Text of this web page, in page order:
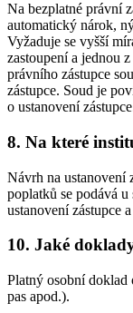
Na bezplatné právní
automatický nárok,
Vyžaduje se vyšší
zastoupení a jednou
právního zástupce
zástupce. Soud je
o ustanovení
8. Na které
Návrh na ustanovení
poplatků se podává
ustanovení zástupce
10. Jaké
Platný osobní doklad
pas apod.).